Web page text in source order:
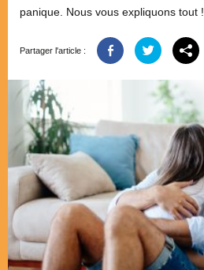
panique. Nous vous expliquons tout !
Partager l'article :